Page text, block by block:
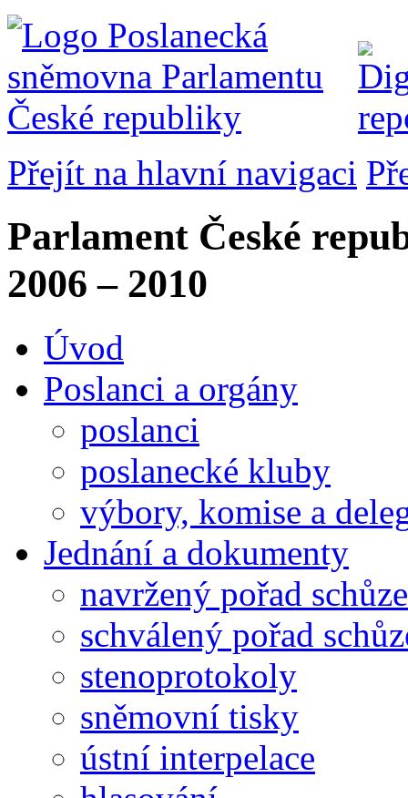
Přejít na hlavní navigaci
Parlament České
2006 – 2010
Úvod
Poslanci a orgány
poslanci
poslanecké kluby
výbory, komise a
Jednání a dokumenty
navržený pořad schůze
schválený pořad
stenoprotokoly
sněmovní tisky
ústní interpelace